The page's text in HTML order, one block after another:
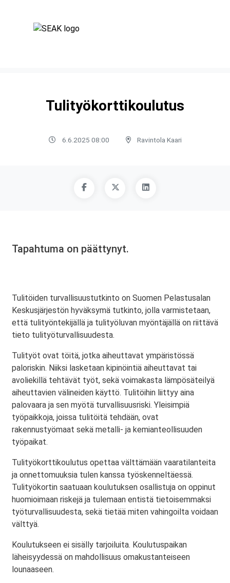
Tulityökorttikoulutus
6.6.2025 08:00 Ravintola Kaari
Tapahtuma on päättynyt.
Tulitöiden turvallisuustutkinto on Suomen Pelastusalan
Keskusjärjestön hyväksymä tutkinto, jolla varmistetaan,
että tulityöntekijällä ja tulityöluvan myöntäjällä on riittävä
tieto tulityöturvallisuudesta.
Tulityöt ovat töitä, jotka aiheuttavat ympäristössä
paloriskin. Niiksi lasketaan kipinöintiä aiheuttavat tai
avoliekillä tehtävät työt, sekä voimakasta lämpösäteilyä
aiheuttavien välineiden käyttö. Tulitöihin liittyy aina
palovaara ja sen myötä turvallisuusriski. Yleisimpiä
työpaikkoja, joissa tulitöitä tehdään, ovat
rakennustyömaat sekä metalli- ja kemianteollisuuden
työpaikat.
Tulityökorttikoulutus opettaa välttämään vaaratilanteita
ja onnettomuuksia tulen kanssa työskenneltäessä.
Tulityökortin saatuaan koulutuksen osallistuja on oppinut
huomioimaan riskejä ja tulemaan entistä tietoisemmaksi
työturvallisuudesta, sekä tietää miten vahingoilta voidaan
välttyä.
Koulutukseen ei sisälly tarjoiluita. Koulutuspaikan
läheisyydessä on mahdollisuus omakustanteiseen
lounaaseen.